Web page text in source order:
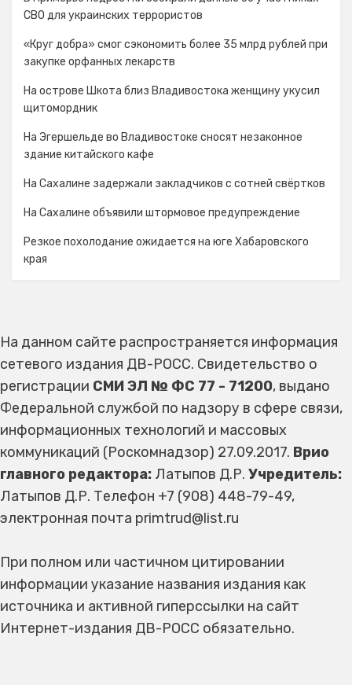
СВО для украинских террористов
«Круг добра» смог сэкономить более 35 млрд рублей при
закупке орфанных лекарств
На острове Шкота близ Владивостока женщину укусил
щитомордник
На Эгершельде во Владивостоке сносят незаконное
здание китайского кафе
На Сахалине задержали закладчиков с сотней свёртков
На Сахалине объявили штормовое предупреждение
Резкое похолодание ожидается на юге Хабаровского
края
На данном сайте распространяется информация
сетевого издания ДВ-РОСС. Свидетельство о
регистрации СМИ ЭЛ № ФС 77 - 71200, выдано
Федеральной службой по надзору в сфере связи,
информационных технологий и массовых
коммуникаций (Роскомнадзор) 27.09.2017. Врио
главного редактора: Латыпов Д.Р. Учредитель:
Латыпов Д.Р. Телефон +7 (908) 448-79-49,
электронная почта primtrud@list.ru
При полном или частичном цитировании
информации указание названия издания как
источника и активной гиперссылки на сайт
Интернет-издания ДВ-РОСС обязательно.